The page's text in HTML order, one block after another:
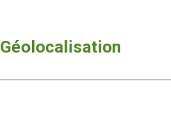
Géolocalisation